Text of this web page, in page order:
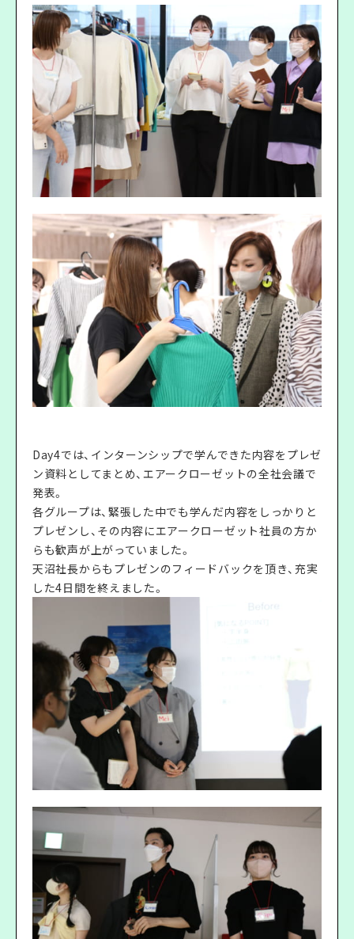
Day4では、インターンシップで学んできた内容をプレゼ
ン資料としてまとめ、エアークローゼットの全社会議で
発表。
各グループは、緊張した中でも学んだ内容をしっかりと
プレゼンし、その内容にエアークローゼット社員の方か
らも歓声が上がっていました。
天沼社長からもプレゼンのフィードバックを頂き、充実
した4日間を終えました。